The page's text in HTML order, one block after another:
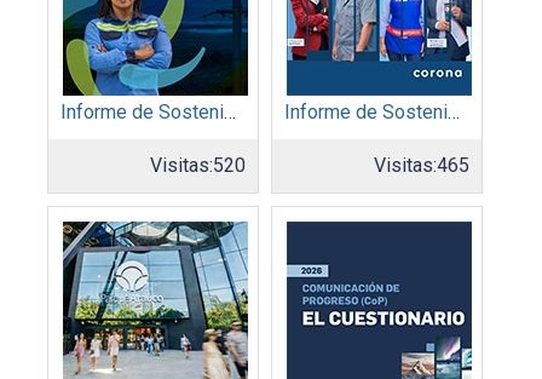
Informe de Sostenibilidad 2025: Afinia filial del Grupo EPM
Visitas:520
Informe de Sostenibilidad 2025: Organización Corona
Visitas:465